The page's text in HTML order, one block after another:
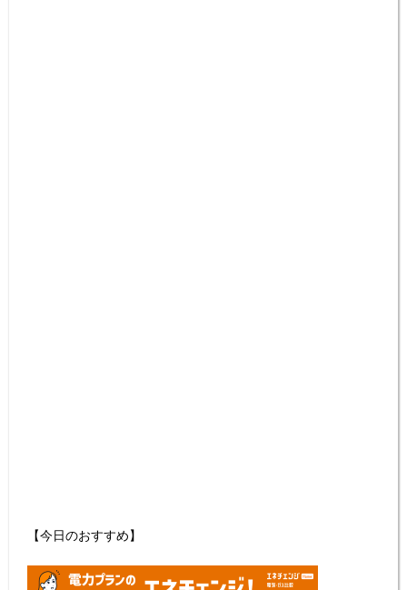
【今日のおすすめ】